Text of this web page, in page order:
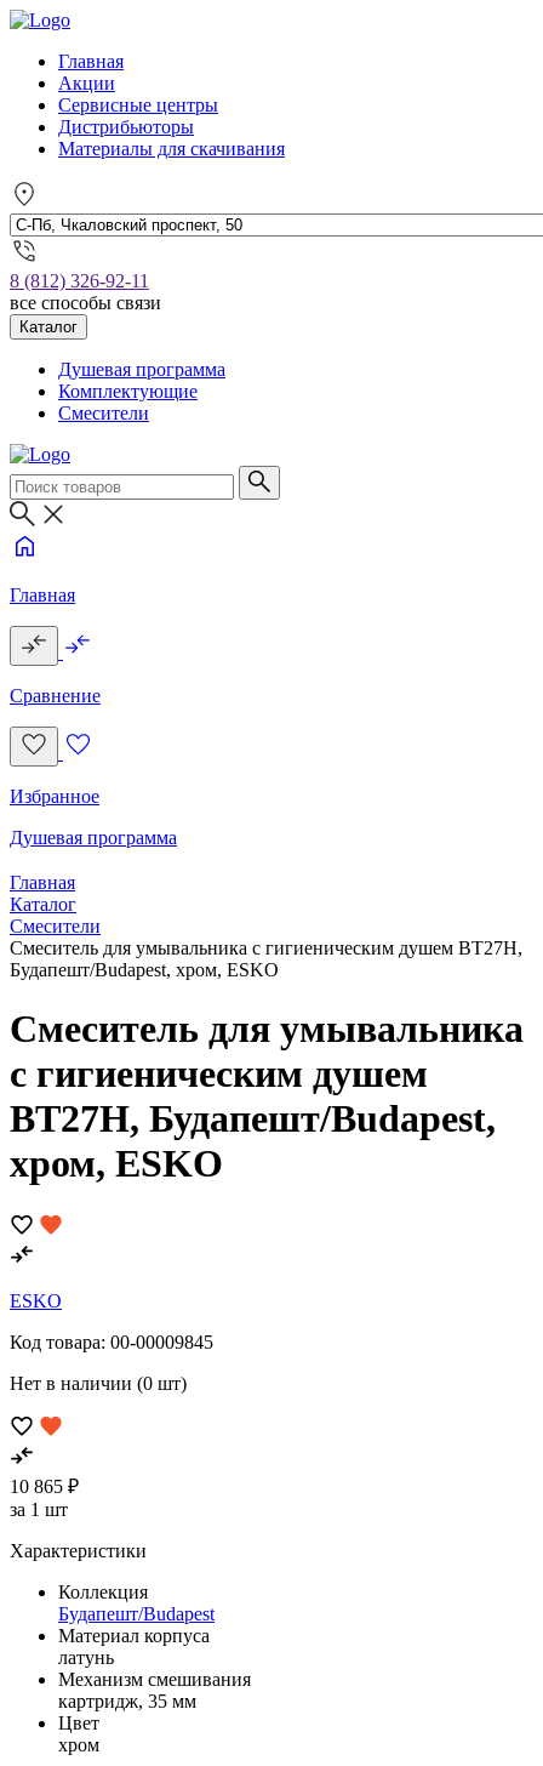
Главная
Акции
Сервисные центры
Дистрибьюторы
Материалы для скачивания
8 (812) 326-92-11
все способы связи
Каталог
Душевая программа
Комплектующие
Смесители
Главная
Сравнение
Избранное
Душевая программа
Главная
Каталог
Смесители
Смеситель для умывальника c гигиеническим душем BT27H,
Будапешт/Budapest, хром, ESKO
Смеситель для умывальника
c гигиеническим душем
BT27H, Будапешт/Budapest,
хром, ESKO
ESKO
Код товара: 00-00009845
Нет в наличии (0 шт)
10 865 ₽
за 1 шт
Характеристики
Коллекция
Будапешт/Budapest
Материал корпуса
латунь
Механизм смешивания
картридж, 35 мм
Цвет
хром